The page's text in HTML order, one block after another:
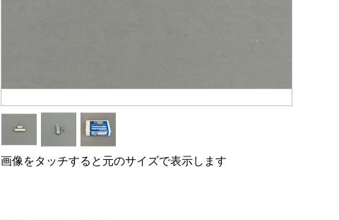
画像をタッチすると元のサイズで表示します